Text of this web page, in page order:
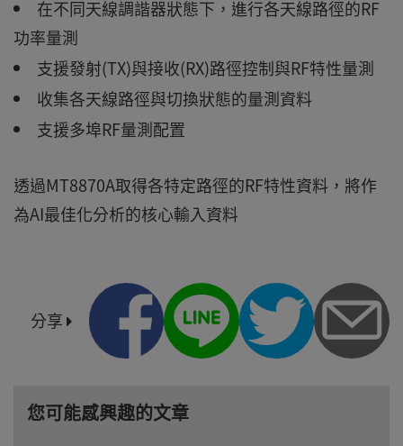
在不同天線調諧器狀態下，進行各天線路徑的RF
功率量測
支援發射(TX)與接收(RX)路徑控制與RF特性量測
收集各天線路徑與切換狀態的量測資料
支援多埠RF量測配置
透過MT8870A取得各特定路徑的RF特性資料，將作
為AI最佳化分析的核心輸入資料
分享
您可能感興趣的文章